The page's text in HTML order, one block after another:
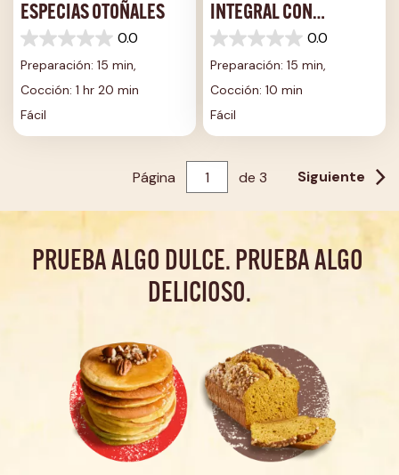
ESPECIAS OTOÑALES
0.0
0.0
de
estrellas.
Preparación: 15 min,
Cocción: 1 hr 20 min
Fácil
INTEGRAL CON
LLOVIZNA DE NARANJA
0.0
0.0
de
estrellas.
Preparación: 15 min,
Cocción: 10 min
Fácil
Página de 3 Siguiente
PRUEBA ALGO DULCE. PRUEBA ALGO
DELICIOSO.